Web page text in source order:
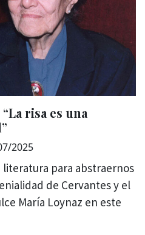
risa es una
2025
literatura para abstraernos
de Cervantes y el
María Loynaz en este